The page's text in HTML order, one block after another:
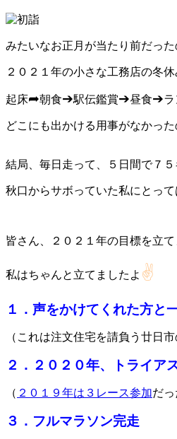
みたいなお正月が当たり前だった
２０２１年の小さな工務店の冬
起床➦朝食➔駅伝鑑賞➔昼食➔
どこにも出かける用事がなかっ
結局、毎日走って、５日間で７５
秋口からサボっていた私にとっ
皆さん、２０２１年の目標を立て
私はちゃんと立てましたよ ✌
１．声をかけてくれた方と
（これは注文住宅を請負う廿日
２．２０２０年、トライア
（ ２０１９年は３レース参加だ
３．フルマラソン完走